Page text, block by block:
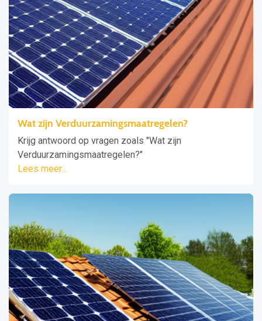
Wat zijn Verduurzamingsmaatregelen?
Krijg antwoord op vragen zoals "Wat zijn
Verduurzamingsmaatregelen?"
Lees meer...